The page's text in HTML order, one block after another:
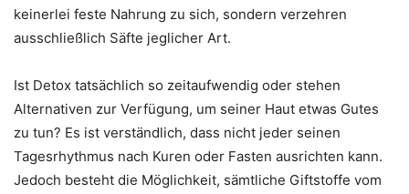
keinerlei feste Nahrung zu sich, sondern verzehren
ausschließlich Säfte jeglicher Art.
Ist Detox tatsächlich so zeitaufwendig oder stehen
Alternativen zur Verfügung, um seiner Haut etwas Gutes
zu tun? Es ist verständlich, dass nicht jeder seinen
Tagesrhythmus nach Kuren oder Fasten ausrichten kann.
Jedoch besteht die Möglichkeit, sämtliche Giftstoffe vom